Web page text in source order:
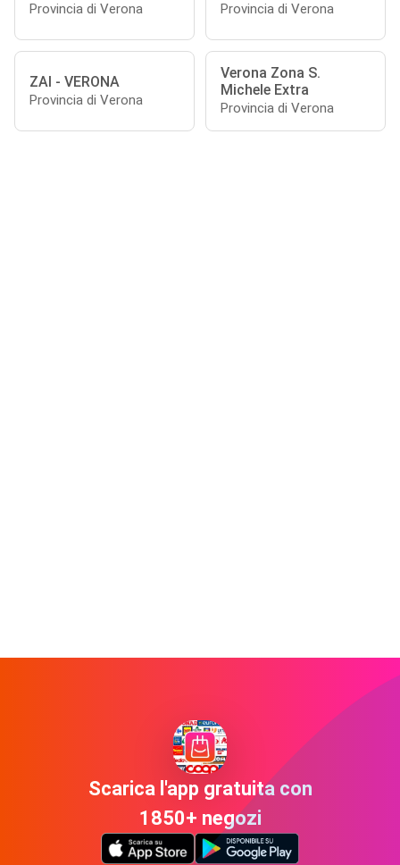
Provincia di Verona Provincia di Verona
ZAI - VERONA
Provincia di Verona
Verona Zona S.
Michele Extra
Provincia di Verona
Scarica l'app gratuita con
1850+ negozi